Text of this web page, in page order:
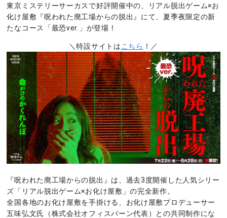
東京ミステリーサーカスで好評開催中の、リアル脱出ゲーム×お
化け屋敷『呪われた廃工場からの脱出』にて、夏季夜限定の新
たなコース「最恐ver.」が登場！
＼特設サイトは こちら ！／
『呪われた廃工場からの脱出』は、過去3度開催した人気シリー
ズ「リアル脱出ゲーム×お化け屋敷」の完全新作。
全国各地のお化け屋敷を手掛ける、お化け屋敷プロデューサー
五味弘文氏（株式会社オフィスバーン代表）との共同制作にな